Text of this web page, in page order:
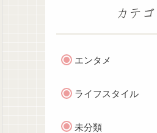
カテ
エンタメ
ライフスタイル
未分類